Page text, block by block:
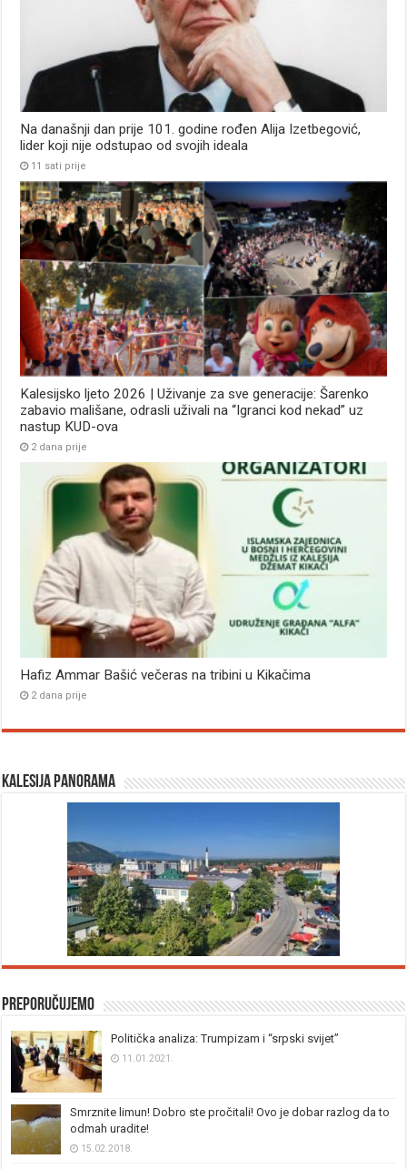
Na današnji dan prije 101. godine rođen Alija Izetbegović,
lider koji nije odstupao od svojih ideala
11 sati prije
Kalesijsko ljeto 2026 | Uživanje za sve generacije: Šarenko
zabavio mališane, odrasli uživali na “Igranci kod nekad” uz
nastup KUD-ova
2 dana prije
Hafiz Ammar Bašić večeras na tribini u Kikačima
2 dana prije
Kalesija panorama
Preporučujemo
Politička analiza: Trumpizam i “srpski svijet”
11.01.2021.
Smrznite limun! Dobro ste pročitali! Ovo je dobar razlog da to
odmah uradite!
15.02.2018.